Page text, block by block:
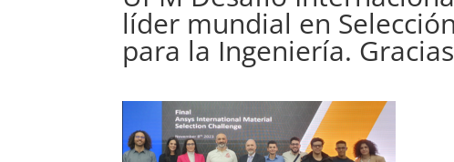
líder mundial en
para la Ingeniería.